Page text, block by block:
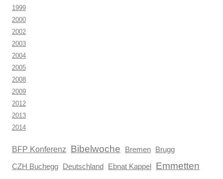
1999
2000
2002
2003
2004
2005
2008
2009
2012
2013
2014
BFP Konferenz Bibelwoche Bremen Brugg
CZH Buchegg Deutschland Ebnat Kappel Emmetten